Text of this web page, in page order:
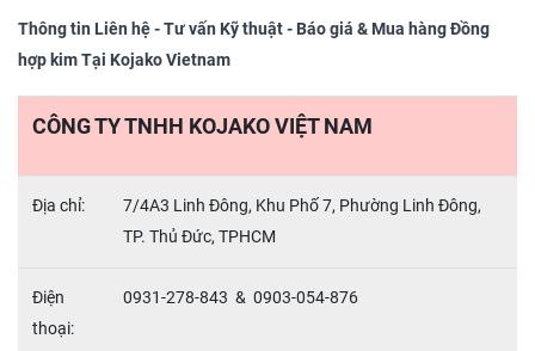
Thông tin Liên hệ - Tư vấn Kỹ thuật - Báo giá & Mua hàng Đồng
hợp kim Tại Kojako Vietnam
CÔNG TY TNHH KOJAKO VIỆT NAM
Địa chỉ:
7/4A3 Linh Đông, Khu Phố 7, Phường Linh Đông,
TP. Thủ Đức, TPHCM
Điện
thoại:
0931-278-843 & 0903-054-876